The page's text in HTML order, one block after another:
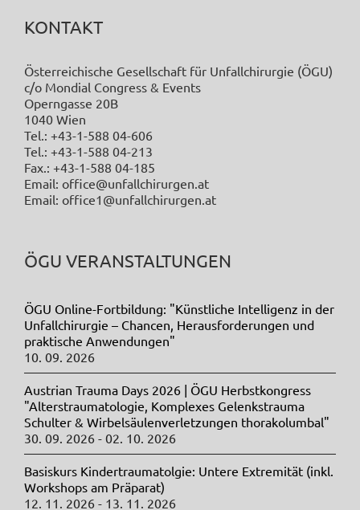
KONTAKT
Österreichische Gesellschaft für Unfallchirurgie (ÖGU)
c/o Mondial Congress & Events
Operngasse 20B
1040 Wien
Tel.: +43-1-588 04-606
Tel.: +43-1-588 04-213
Fax.: +43-1-588 04-185
Email: office@unfallchirurgen.at
Email: office1@unfallchirurgen.at
ÖGU VERANSTALTUNGEN
ÖGU Online-Fortbildung: "Künstliche Intelligenz in der
Unfallchirurgie – Chancen, Herausforderungen und
praktische Anwendungen"
10. 09. 2026
Austrian Trauma Days 2026 | ÖGU Herbstkongress
"Alterstraumatologie, Komplexes Gelenkstrauma
Schulter & Wirbelsäulenverletzungen thorakolumbal"
30. 09. 2026 - 02. 10. 2026
Basiskurs Kindertraumatolgie: Untere Extremität (inkl.
Workshops am Präparat)
12. 11. 2026 - 13. 11. 2026